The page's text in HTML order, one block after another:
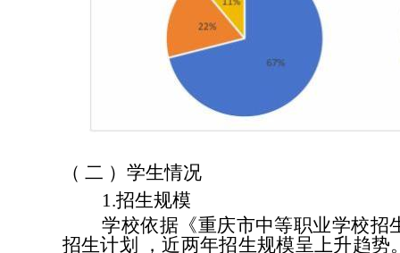
（ 二 ）学生情况
1.招生规模
学校依据《重庆市中等职业学校招
招生计划
，近两年招生规模呈上升趋势